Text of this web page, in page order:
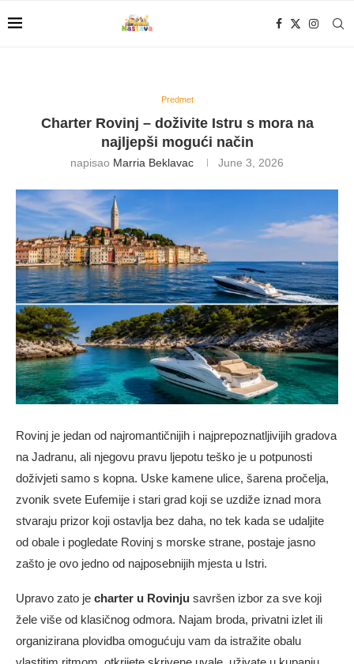
Predmet
Charter Rovinj – doživite Istru s mora na
najljepši mogući način
napisao Marria Beklavac June 3, 2026
Rovinj je jedan od najromantičnijih i najprepoznatljivijih gradova
na Jadranu, ali njegovu pravu ljepotu teško je u potpunosti
doživjeti samo s kopna. Uske kamene ulice, šarena pročelja,
zvonik svete Eufemije i stari grad koji se uzdiže iznad mora
stvaraju prizor koji ostavlja bez daha, no tek kada se udaljite
od obale i pogledate Rovinj s morske strane, postaje jasno
zašto je ovo jedno od najposebnijih mjesta u Istri.
Upravo zato je charter u Rovinju savršen izbor za sve koji
žele više od klasičnog odmora. Najam broda, privatni izlet ili
organizirana plovidba omogućuju vam da istražite obalu